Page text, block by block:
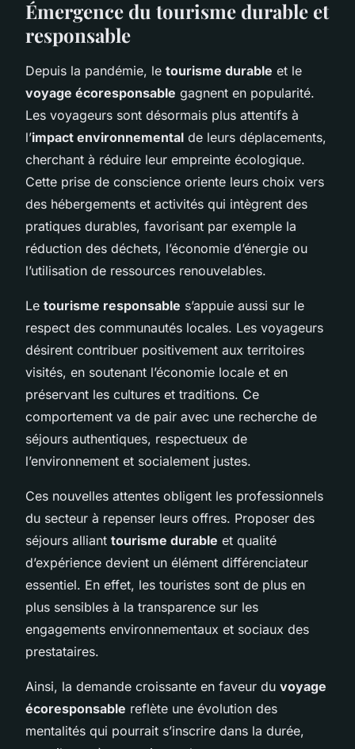
Émergence du tourisme durable et
responsable
Depuis la pandémie, le tourisme durable et le
voyage écoresponsable gagnent en popularité.
Les voyageurs sont désormais plus attentifs à
l’impact environnemental de leurs déplacements,
cherchant à réduire leur empreinte écologique.
Cette prise de conscience oriente leurs choix vers
des hébergements et activités qui intègrent des
pratiques durables, favorisant par exemple la
réduction des déchets, l’économie d’énergie ou
l’utilisation de ressources renouvelables.
Le tourisme responsable s’appuie aussi sur le
respect des communautés locales. Les voyageurs
désirent contribuer positivement aux territoires
visités, en soutenant l’économie locale et en
préservant les cultures et traditions. Ce
comportement va de pair avec une recherche de
séjours authentiques, respectueux de
l’environnement et socialement justes.
Ces nouvelles attentes obligent les professionnels
du secteur à repenser leurs offres. Proposer des
séjours alliant tourisme durable et qualité
d’expérience devient un élément différenciateur
essentiel. En effet, les touristes sont de plus en
plus sensibles à la transparence sur les
engagements environnementaux et sociaux des
prestataires.
Ainsi, la demande croissante en faveur du voyage
écoresponsable reflète une évolution des
mentalités qui pourrait s’inscrire dans la durée,